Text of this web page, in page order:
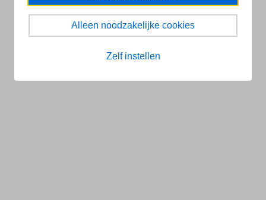
Alleen noodzakelijke cookies
Zelf instellen